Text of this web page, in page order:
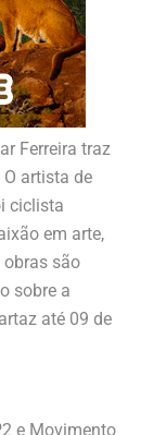
Ferreira traz
artista de
ciclista
em arte,
são
sobre a
até 09 de
e Movimento